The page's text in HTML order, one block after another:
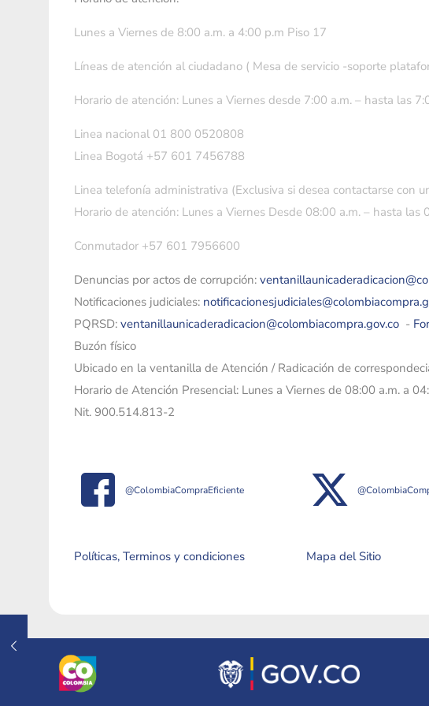
Lunes a Viernes de 8:00 a.m. a 4:00 p.m Piso 17
Líneas de atención al ciudadano ( Mesa de servicio -soporte
Horario de atención: Lunes a Viernes desde 7:00 a.m. – hasta las
Linea nacional 01 800 0520808
Linea Bogotá +57 601 7456788
Linea telefonía administrativa (Exclusiva si desea contactarse con
Horario de atención: Lunes a Viernes Desde 08:00 a.m. – hasta las
Conmutador +57 601 7956600
Denuncias por actos de corrupción:
Notificaciones judiciales:
PQRSD: ventanillaunicaderadicacion@colombiacompra.gov.co -
Buzón físico
Ubicado en la ventanilla de Atención / Radicación de
Horario de Atención Presencial: Lunes a Viernes de 08:00 a.m. a
Nit. 900.514.813-2
@ColombiaCompraEficiente
Políticas, Terminos y condiciones Mapa del Sitio